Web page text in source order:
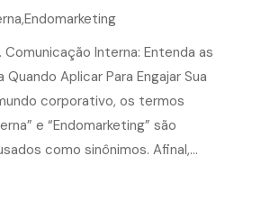
Endomarketing
Comunicação Interna: Entenda as
Aplicar Para Engajar Sua
corporativo, os termos
e “Endomarketing” são
como sinônimos. Afinal,…